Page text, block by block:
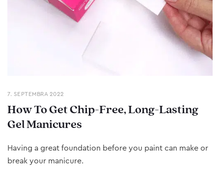
7. SEPTEMBRA 2022
How To Get Chip-Free, Long-Lasting
Gel Manicures
Having a great foundation before you paint can make or
break your manicure.